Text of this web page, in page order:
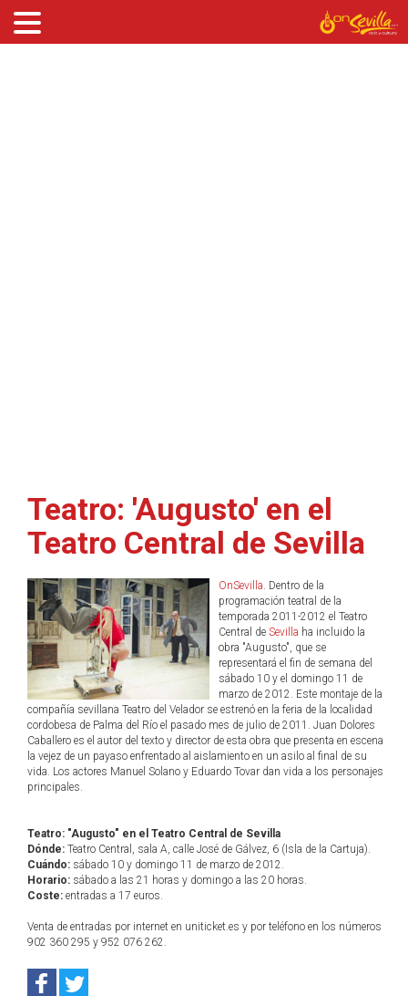
Teatro: 'Augusto' en el
Teatro Central de Sevilla
OnSevilla. Dentro de la
programación teatral de la
temporada 2011-2012 el Teatro
Central de Sevilla ha incluido la
obra "Augusto", que se
representará el fin de semana del
sábado 10 y el domingo 11 de
marzo de 2012. Este montaje de la
compañía sevillana Teatro del Velador se estrenó en la feria de la localidad
cordobesa de Palma del Río el pasado mes de julio de 2011. Juan Dolores
Caballero es el autor del texto y director de esta obra que presenta en escena
la vejez de un payaso enfrentado al aislamiento en un asilo al final de su
vida. Los actores Manuel Solano y Eduardo Tovar dan vida a los personajes
principales.
Teatro: "Augusto" en el Teatro Central de Sevilla
Dónde: Teatro Central, sala A, calle José de Gálvez, 6 (Isla de la Cartuja).
Cuándo: sábado 10 y domingo 11 de marzo de 2012.
Horario: sábado a las 21 horas y domingo a las 20 horas.
Coste: entradas a 17 euros.
Venta de entradas por internet en uniticket.es y por teléfono en los números
902 360 295 y 952 076 262.